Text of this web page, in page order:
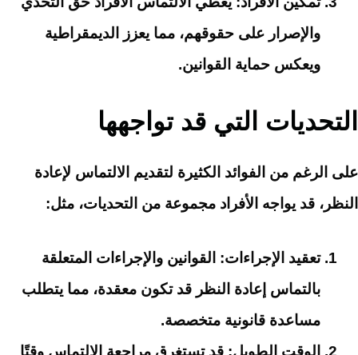
والإصرار على حقوقهم، مما يعزز الديمقراطية
ويعكس حماية القوانين.
التحديات التي قد تواجهها
على الرغم من الفوائد الكثيرة لتقديم الالتماس لإعادة
النظر، قد يواجه الأفراد مجموعة من التحديات، مثل:
تعقيد الإجراءات: القوانين والإجراءات المتعلقة
بالتماس إعادة النظر قد تكون معقدة، مما يتطلب
مساعدة قانونية متخصصة.
الوقت الطويل: قد تستغرق مراجعة الالتماس وقتًا